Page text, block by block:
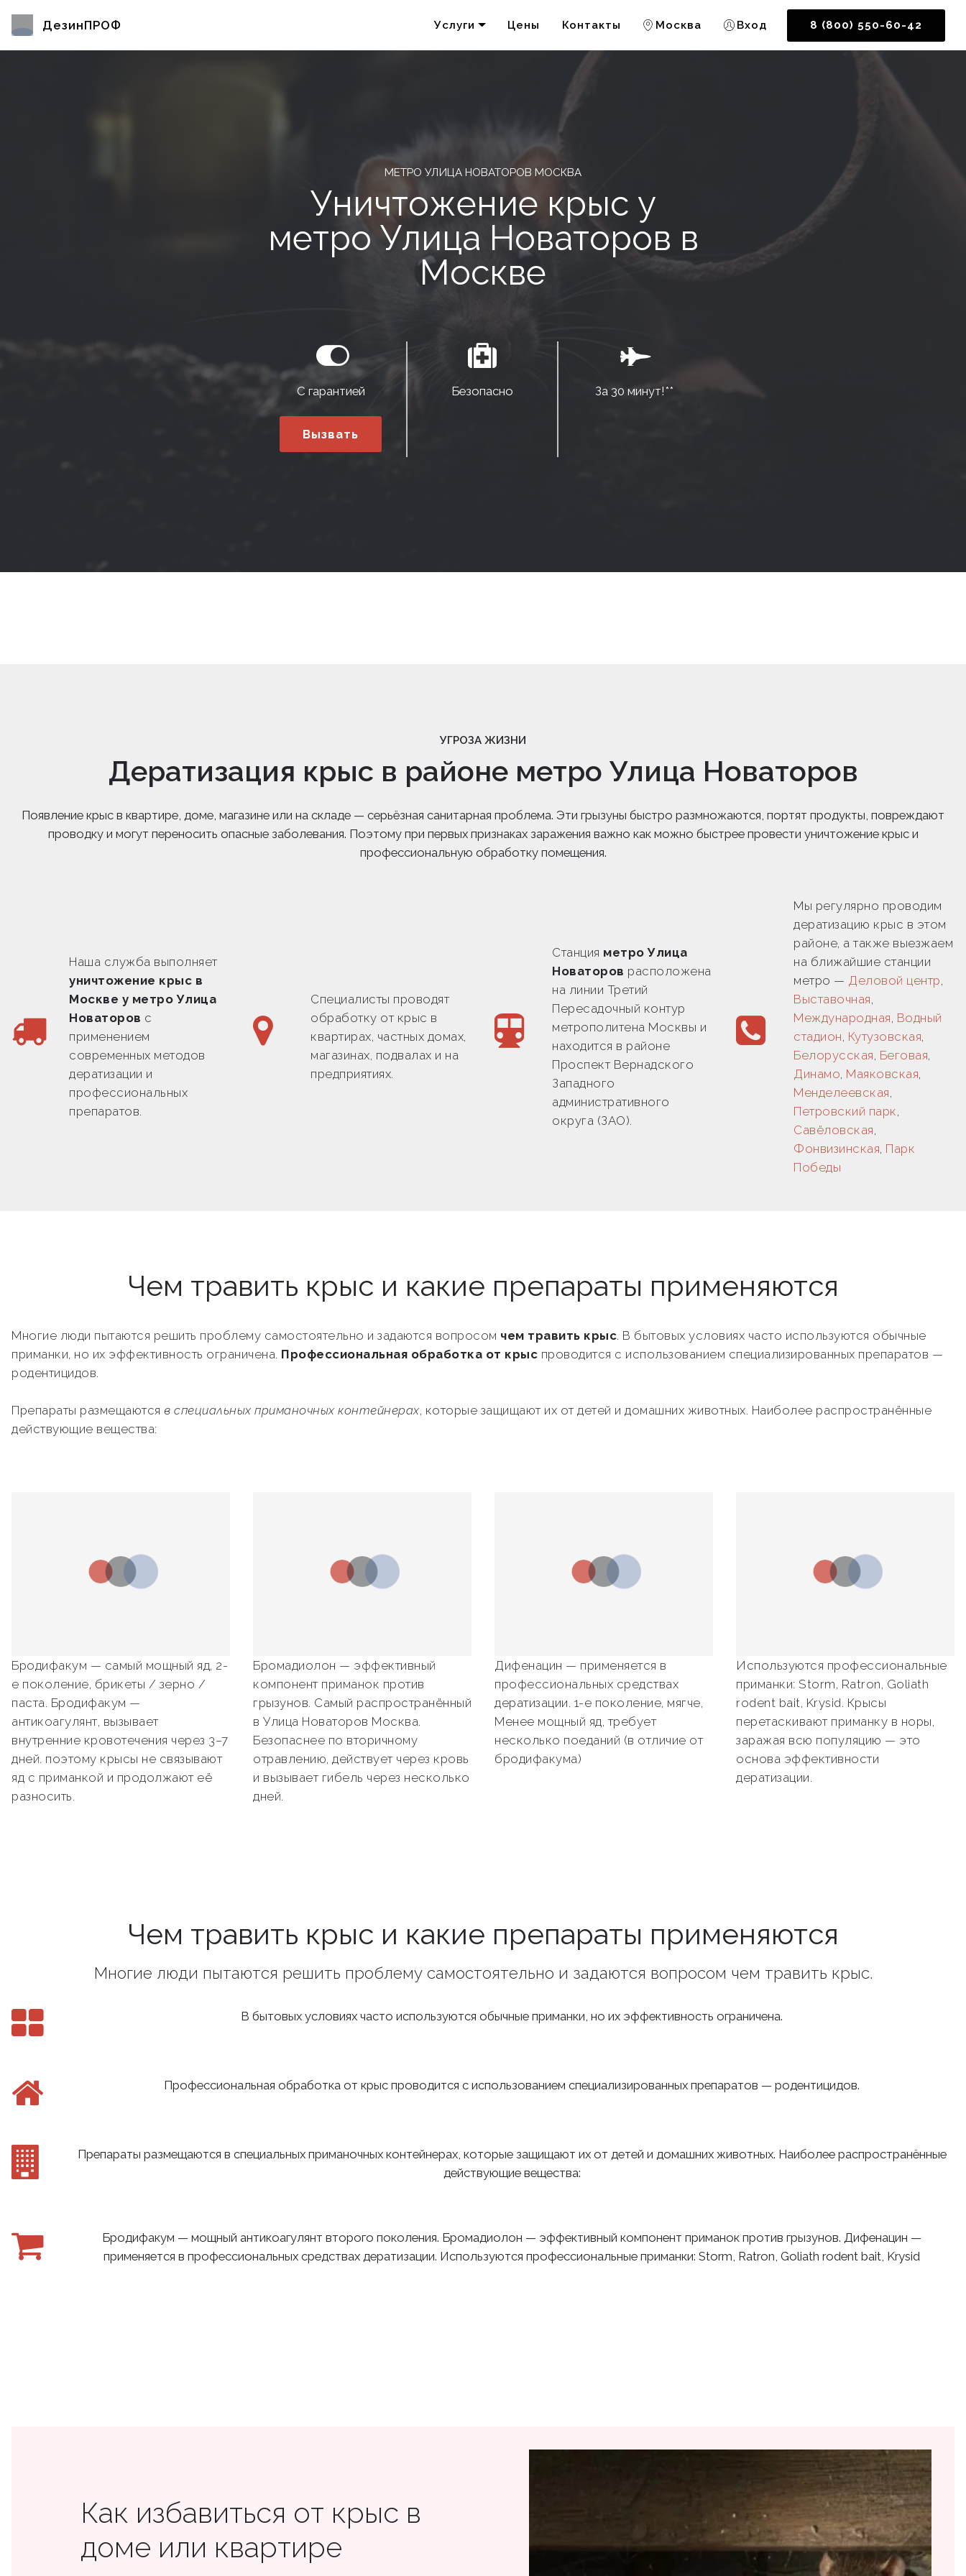
ДезинПРОФ Услуги Цены Контакты Москва Вход 8 (800) 550-60-42
МЕТРО УЛИЦА НОВАТОРОВ МОСКВА
Уничтожение крыс у
метро Улица Новаторов в
Москве
С гарантией
Вызвать
Безопасно За 30 минут!**
УГРОЗА ЖИЗНИ
Дератизация крыс в районе метро Улица Новаторов
Появление крыс в квартире, доме, магазине или на складе — серьёзная санитарная проблема. Эти грызуны быстро размножаются, портят продукты, повреждают
проводку и могут переносить опасные заболевания. Поэтому при первых признаках заражения важно как можно быстрее провести уничтожение крыс и
профессиональную обработку помещения.
Наша служба выполняет
уничтожение крыс в
Москве у метро Улица
Новаторов с
применением
современных методов
дератизации и
профессиональных
препаратов.
Специалисты проводят
обработку от крыс в
квартирах, частных домах,
магазинах, подвалах и на
предприятиях.
Станция метро Улица
Новаторов расположена
на линии Третий
Пересадочный контур
метрополитена Москвы и
находится в районе
Проспект Вернадского
Западного
административного
округа (ЗАО).
Мы регулярно проводим
дератизацию крыс в этом
районе, а также выезжаем
на ближайшие станции
метро — Деловой центр,
Выставочная,
Международная, Водный
стадион, Кутузовская,
Белорусская, Беговая,
Динамо, Маяковская,
Менделеевская,
Петровский парк,
Савёловская,
Фонвизинская, Парк
Победы
Чем травить крыс и какие препараты применяются
Многие люди пытаются решить проблему самостоятельно и задаются вопросом чем травить крыс. В бытовых условиях часто используются обычные
приманки, но их эффективность ограничена. Профессиональная обработка от крыс проводится с использованием специализированных препаратов —
родентицидов.
Препараты размещаются в специальных приманочных контейнерах, которые защищают их от детей и домашних животных. Наиболее распространённые
действующие вещества:
Бродифакум — самый мощный яд, 2-
е поколение, брикеты / зерно /
паста. Бродифакум —
антикоагулянт, вызывает
внутренние кровотечения через 3–7
дней. поэтому крысы не связывают
яд с приманкой и продолжают её
разносить.
Бромадиолон — эффективный
компонент приманок против
грызунов. Самый распространённый
в Улица Новаторов Москва.
Безопаснее по вторичному
отравлению, действует через кровь
и вызывает гибель через несколько
дней.
Дифенацин — применяется в
профессиональных средствах
дератизации. 1-е поколение, мягче,
Менее мощный яд, требует
несколько поеданий (в отличие от
бродифакума)
Используются профессиональные
приманки: Storm, Ratron, Goliath
rodent bait, Krysid. Крысы
перетаскивают приманку в норы,
заражая всю популяцию — это
основа эффективности
дератизации.
Чем травить крыс и какие препараты применяются
Многие люди пытаются решить проблему самостоятельно и задаются вопросом чем травить крыс.
В бытовых условиях часто используются обычные приманки, но их эффективность ограничена.
Профессиональная обработка от крыс проводится с использованием специализированных препаратов — родентицидов.
Препараты размещаются в специальных приманочных контейнерах, которые защищают их от детей и домашних животных. Наиболее распространённые
действующие вещества:
Бродифакум — мощный антикоагулянт второго поколения. Бромадиолон — эффективный компонент приманок против грызунов. Дифенацин —
применяется в профессиональных средствах дератизации. Используются профессиональные приманки: Storm, Ratron, Goliath rodent bait, Krysid
Как избавиться от крыс в
доме или квартире